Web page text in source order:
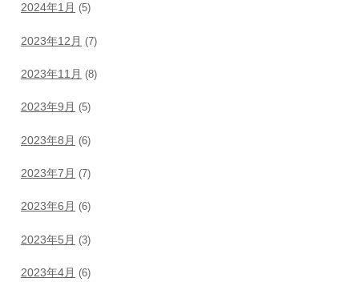
2024年1月 (5)
2023年12月 (7)
2023年11月 (8)
2023年9月 (5)
2023年8月 (6)
2023年7月 (7)
2023年6月 (6)
2023年5月 (3)
2023年4月 (6)